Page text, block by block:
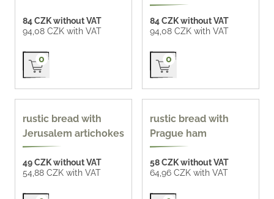
84 CZK without VAT
94,08 CZK with VAT
Přidat do košíku
0
84 CZK without VAT
94,08 CZK with VAT
Přidat do košíku
0
90 g
rustic bread with
Jerusalem artichokes
49 CZK without VAT
54,88 CZK with VAT
90 g
rustic bread with
Prague ham
58 CZK without VAT
64,96 CZK with VAT